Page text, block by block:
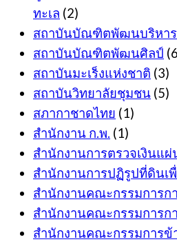
ทะเล (2)
สถาบันบัณฑิตพัฒนบริหา
สถาบันบัณฑิตพัฒนศิลป์
สถาบันมะเร็งแห่งชาติ (3)
สถาบันวิทยาลัยชุมชน (5)
สภากาชาดไทย (1)
สำนักงาน ก.พ. (1)
สำนักงานการตรวจเงินแ
สำนักงานการปฏิรูปที่ดินเ
สำนักงานคณะกรรมการ
สำนักงานคณะกรรมการก
สำนักงานคณะกรรมการข้